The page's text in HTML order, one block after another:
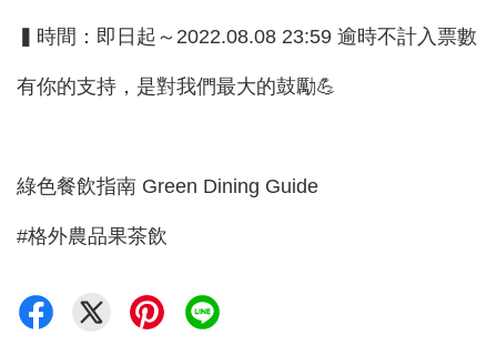
▍時間：即日起～2022.08.08 23:59 逾時不計入票數
有你的支持，是對我們最大的鼓勵💪
綠色餐飲指南 Green Dining Guide
#格外農品果茶飲